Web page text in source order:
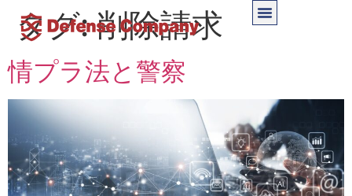
タグ:削除請求
情プラ法と警察